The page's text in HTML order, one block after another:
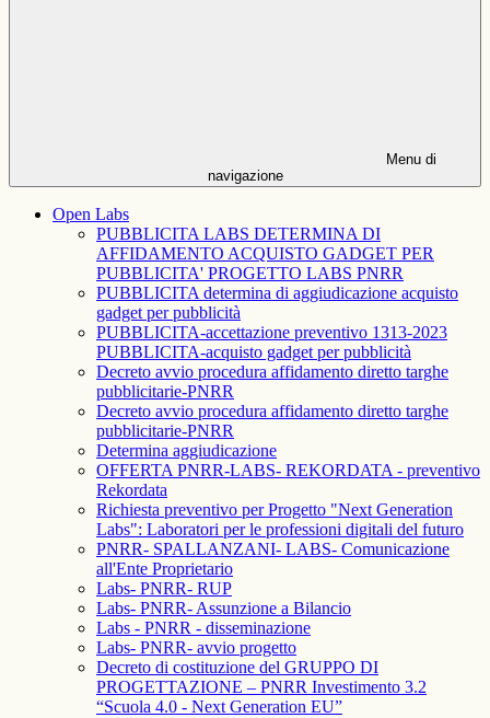
Menu di
navigazione
Open Labs
PUBBLICITA LABS DETERMINA DI
AFFIDAMENTO ACQUISTO GADGET PER
PUBBLICITA' PROGETTO LABS PNRR
PUBBLICITA determina di aggiudicazione acquisto
gadget per pubblicità
PUBBLICITA-accettazione preventivo 1313-2023
PUBBLICITA-acquisto gadget per pubblicità
Decreto avvio procedura affidamento diretto targhe
pubblicitarie-PNRR
Decreto avvio procedura affidamento diretto targhe
pubblicitarie-PNRR
Determina aggiudicazione
OFFERTA PNRR-LABS- REKORDATA - preventivo
Rekordata
Richiesta preventivo per Progetto "Next Generation
Labs": Laboratori per le professioni digitali del futuro
PNRR- SPALLANZANI- LABS- Comunicazione
all'Ente Proprietario
Labs- PNRR- RUP
Labs- PNRR- Assunzione a Bilancio
Labs - PNRR - disseminazione
Labs- PNRR- avvio progetto
Decreto di costituzione del GRUPPO DI
PROGETTAZIONE – PNRR Investimento 3.2
“Scuola 4.0 - Next Generation EU”